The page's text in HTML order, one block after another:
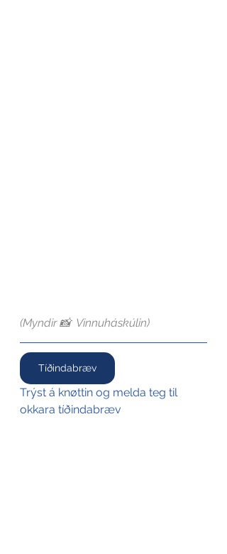
(Myndir 📸  Vinnuháskúlin)
Tíðindabræv
Trýst á knøttin og melda teg til
okkara tíðindabræv